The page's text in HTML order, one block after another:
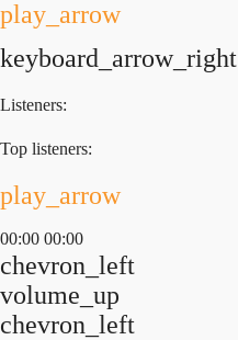
play_arrow
keyboard_arrow_right
Listeners:
Top listeners:
play_arrow
00:00 00:00
chevron_left
volume_up
chevron_left